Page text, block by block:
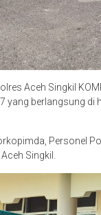
Aceh Singkil
yang berlangsung di
Personel
Singkil.